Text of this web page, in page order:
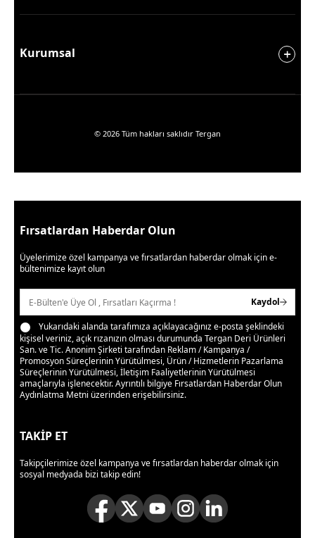
Kurumsal
© 2026 Tüm hakları saklıdır Tergan
Fırsatlardan Haberdar Olun
Üyelerimize özel kampanya ve fırsatlardan haberdar olmak için e-
bültenimize kayıt olun
Kaydol
Yukarıdaki alanda tarafımıza açıklayacağınız e-posta şeklindeki
kişisel veriniz, açık rızanızın olması durumunda Tergan Deri Ürünleri
San. ve Tic. Anonim Şirketi tarafından Reklam / Kampanya /
Promosyon Süreçlerinin Yürütülmesi, Ürün / Hizmetlerin Pazarlama
Süreçlerinin Yürütülmesi, İletişim Faaliyetlerinin Yürütülmesi
amaçlarıyla işlenecektir. Ayrıntılı bilgiye Fırsatlardan Haberdar Olun
Aydınlatma Metni üzerinden erişebilirsiniz.
TAKİP ET
Takipçilerimize özel kampanya ve fırsatlardan haberdar olmak için
sosyal medyada bizi takip edin!